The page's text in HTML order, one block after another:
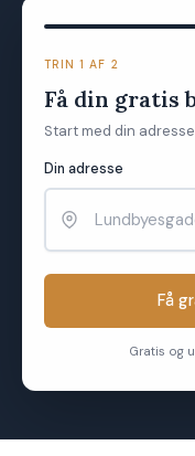
TRIN 1 AF 2
Få din gratis
Start med din
Din adresse
Få
Gratis og